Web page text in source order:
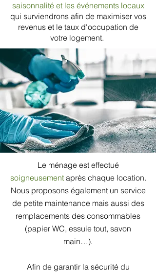
saisonnalité et les événements locaux
qui surviendrons afin de maximiser vos
revenus et le taux d'occupation de
votre logement.
Le ménageest effectué
soigneusementaprès chaque location.
Nous proposons également un service
de petite maintenance mais aussi des
remplacements des consommables
(papier WC, essuie tout, savon
main…).
Afin de garantir la sécurité du